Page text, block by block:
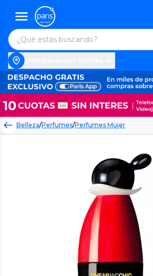
Belleza/Perfumes/Perfumes Mujer